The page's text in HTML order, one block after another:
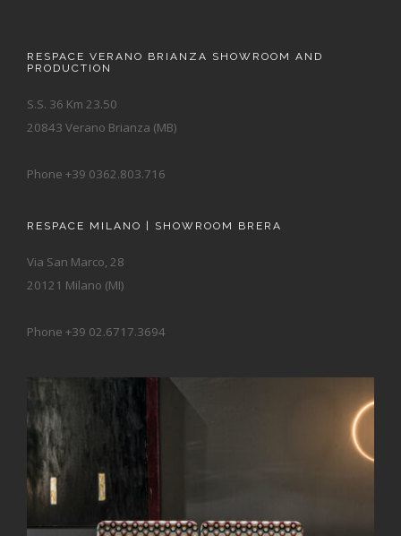
RESPACE VERANO BRIANZA SHOWROOM AND
PRODUCTION
S.S. 36 Km 23.50
20843 Verano Brianza (MB)
Phone +39 0362.803.716
RESPACE MILANO | SHOWROOM BRERA
Via San Marco, 28
20121 Milano (MI)
Phone +39 02.6717.3694